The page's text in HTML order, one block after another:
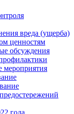
вреда (ущерба)
ценностям
обсуждения
мероприятия
года